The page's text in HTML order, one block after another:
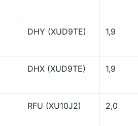
DHY (XUD9TE) 1,9
DHX (XUD9TE) 1,9
RFU (XU10J2) 2,0